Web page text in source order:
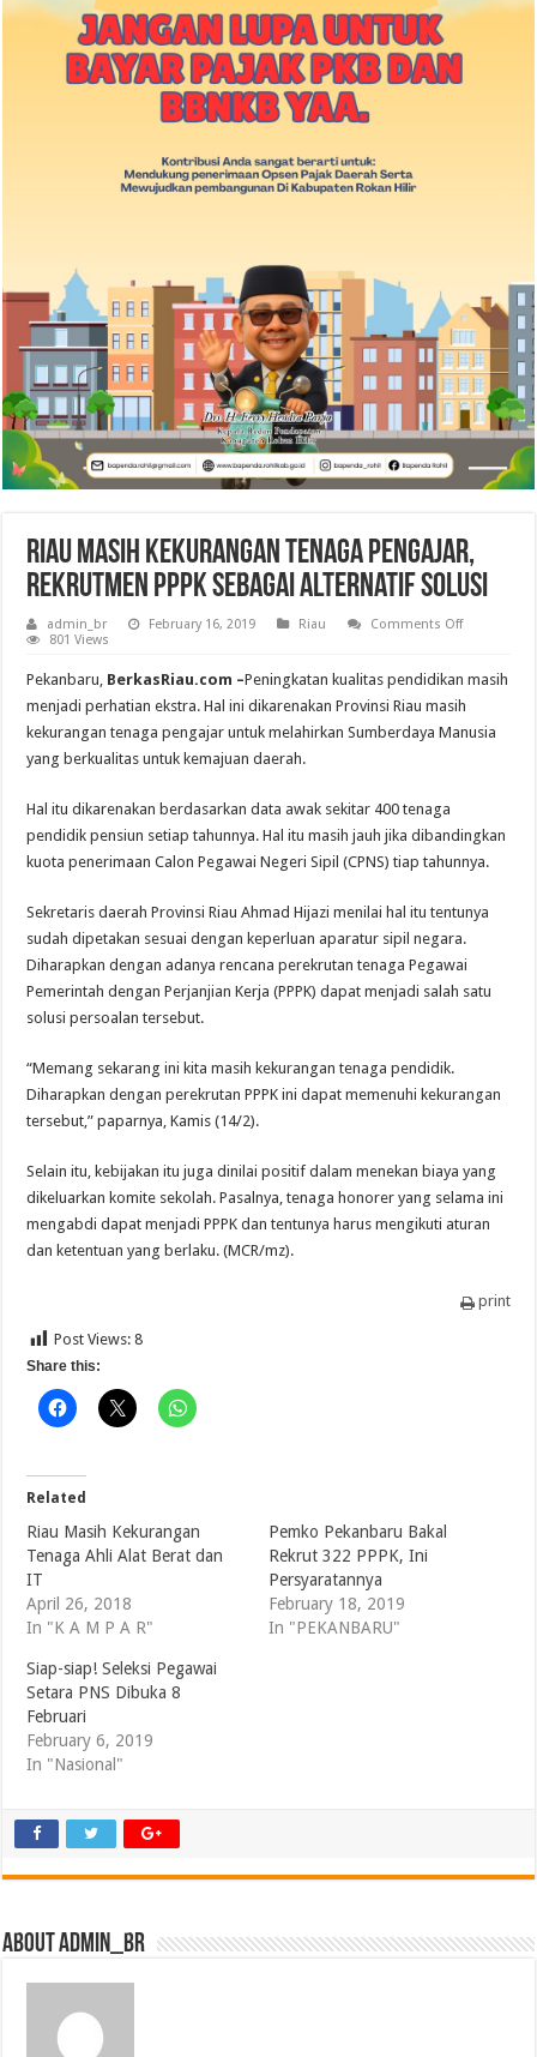
Riau Masih Kekurangan Tenaga Pengajar,
Rekrutmen PPPK Sebagai Alternatif Solusi
admin_br February 16, 2019 Riau Comments Offon
Kekurangan
Tenaga
Pengajar,
Rekrutmen
PPPK
801 Views
Pekanbaru, BerkasRiau.com –Peningkatan kualitas pendidikan masih
menjadi perhatian ekstra. Hal ini dikarenakan Provinsi Riau masih
kekurangan tenaga pengajar untuk melahirkan Sumberdaya Manusia
yang berkualitas untuk kemajuan daerah.
Hal itu dikarenakan berdasarkan data awak sekitar 400 tenaga
pendidik pensiun setiap tahunnya. Hal itu masih jauh jika dibandingkan
kuota penerimaan Calon Pegawai Negeri Sipil (CPNS) tiap tahunnya.
Sekretaris daerah Provinsi Riau Ahmad Hijazi menilai hal itu tentunya
sudah dipetakan sesuai dengan keperluan aparatur sipil negara.
Diharapkan dengan adanya rencana perekrutan tenaga Pegawai
Pemerintah dengan Perjanjian Kerja (PPPK) dapat menjadi salah satu
solusi persoalan tersebut.
“Memang sekarang ini kita masih kekurangan tenaga pendidik.
Diharapkan dengan perekrutan PPPK ini dapat memenuhi kekurangan
tersebut,” paparnya, Kamis (14/2).
Selain itu, kebijakan itu juga dinilai positif dalam menekan biaya yang
dikeluarkan komite sekolah. Pasalnya, tenaga honorer yang selama ini
mengabdi dapat menjadi PPPK dan tentunya harus mengikuti aturan
dan ketentuan yang berlaku. (MCR/mz).
print
Post Views: 8
Share this:
Related
Riau Masih Kekurangan
Tenaga Ahli Alat Berat dan
IT
April 26, 2018
In "K A M P A R"
Pemko Pekanbaru Bakal
Rekrut 322 PPPK, Ini
Persyaratannya
February 18, 2019
In "PEKANBARU"
Siap-siap! Seleksi Pegawai
Setara PNS Dibuka 8
Februari
February 6, 2019
In "Nasional"
About admin_br